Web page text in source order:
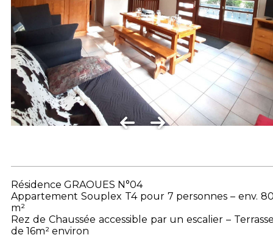
Résidence GRAOUES N°04
Appartement Souplex T4 pour 7 personnes – env.
m²
Rez de Chaussée accessible par un escalier –
de 16m² environ